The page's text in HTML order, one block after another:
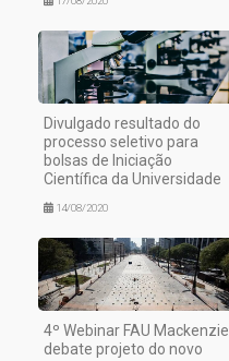
Divulgado resultado do
processo seletivo para
bolsas de Iniciação
Científica da Universidade
14/08/2020
4º Webinar FAU Mackenzie
debate projeto do novo